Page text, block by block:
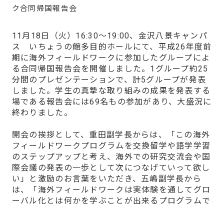
ク合同帰国報告会
11月18日（火）16:30～19:00、金沢八景キャンパ
ス いちょうの館多目的ホールにて、平成26年度前
期に海外フィールドワークに参加したグループによ
る合同帰国報告会を開催しました。1グループ約25
分間のプレゼンテーションで、計5グループが発表
しました。学生の真摯な取り組みの成果を発表する
場である報告会には69名もの参加があり、大盛況に
終わりました。
開会の挨拶として、重田副学長からは、「この海外
フィールドワークプログラムを交換留学や語学学習
のステップアップと考え、海外での研究交流会や国
際会議の発表の一歩として次につなげていって欲し
い」と激励のお言葉をいただき、五嶋副学長から
は、「海外フィールドワークは実体験を通してグロ
ーバル化とは何かを学ぶことが出来るプログラムで